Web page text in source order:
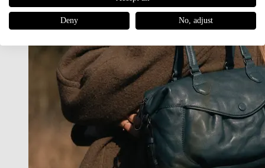
Deny No, adjust